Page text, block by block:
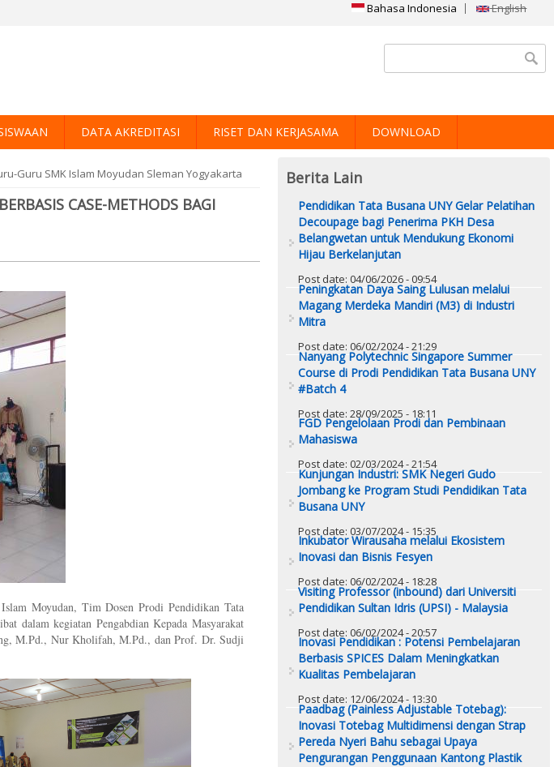
Bahasa Indonesia English
Search form
DATA AKREDITASI RISET DAN KERJASAMA DOWNLOAD
Guru SMK Islam Moyudan Sleman Yogyakarta
CASE-METHODS BAGI
Moyudan, Tim Dosen Prodi Pendidikan Tata
dalam kegiatan Pengabdian Kepada Masyarakat
M.Pd., Nur Kholifah, M.Pd., dan Prof. Dr. Sudji
Berita Lain
Pendidikan Tata Busana UNY Gelar Pelatihan
Decoupage bagi Penerima PKH Desa
Belangwetan untuk Mendukung Ekonomi
Hijau Berkelanjutan
Post date: 04/06/2026 - 09:54
Peningkatan Daya Saing Lulusan melalui
Magang Merdeka Mandiri (M3) di Industri
Mitra
Post date: 06/02/2024 - 21:29
Nanyang Polytechnic Singapore Summer
Course di Prodi Pendidikan Tata Busana UNY
#Batch 4
Post date: 28/09/2025 - 18:11
FGD Pengelolaan Prodi dan Pembinaan
Mahasiswa
Post date: 02/03/2024 - 21:54
Kunjungan Industri: SMK Negeri Gudo
Jombang ke Program Studi Pendidikan Tata
Busana UNY
Post date: 03/07/2024 - 15:35
Inkubator Wirausaha melalui Ekosistem
Inovasi dan Bisnis Fesyen
Post date: 06/02/2024 - 18:28
Visiting Professor (inbound) dari Universiti
Pendidikan Sultan Idris (UPSI) - Malaysia
Post date: 06/02/2024 - 20:57
Inovasi Pendidikan : Potensi Pembelajaran
Berbasis SPICES Dalam Meningkatkan
Kualitas Pembelajaran
Post date: 12/06/2024 - 13:30
Paadbag (Painless Adjustable Totebag):
Inovasi Totebag Multidimensi dengan Strap
Pereda Nyeri Bahu sebagai Upaya
Pengurangan Penggunaan Kantong Plastik